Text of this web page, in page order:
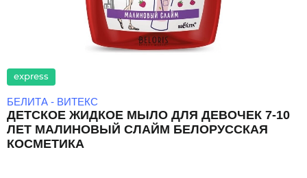
express
БЕЛИТА - ВИТЕКС
ДЕТСКОЕ ЖИДКОЕ МЫЛО ДЛЯ ДЕВОЧЕК 7-10
ЛЕТ МАЛИНОВЫЙ СЛАЙМ БЕЛОРУССКАЯ
КОСМЕТИКА